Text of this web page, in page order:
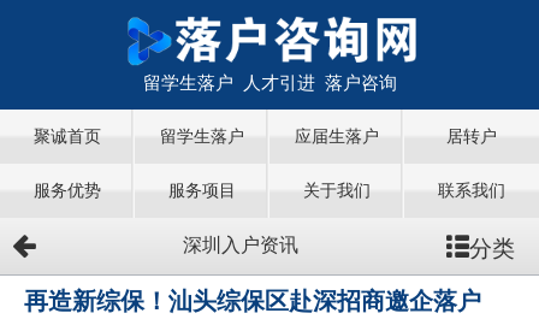
留学生落户 人才引进 落户咨询
聚诚首页 留学生落户 应届生落户 居转户
服务优势 服务项目 关于我们 联系我们
深圳入户资讯 分类
再造新综保！汕头综保区赴深招商邀企落户